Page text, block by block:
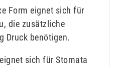
Form eignet sich für
die zusätzliche
Druck benötigen.
sich für Stomata